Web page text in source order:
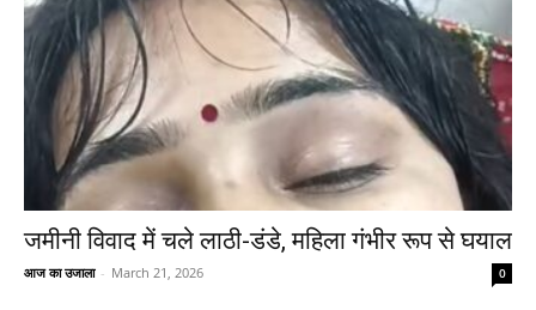
जमीनी विवाद में चले लाठी-डंडे, महिला गंभीर रूप से घयाल
आज का उजाला - March 21, 2026 0